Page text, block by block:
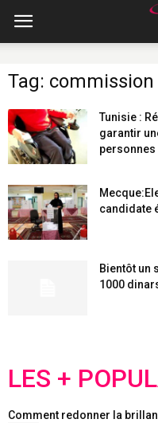
Tag: commission
Tunisie :
garantir
personnes
candidate
Bientôt un
1000
LES +
Comment redonner la